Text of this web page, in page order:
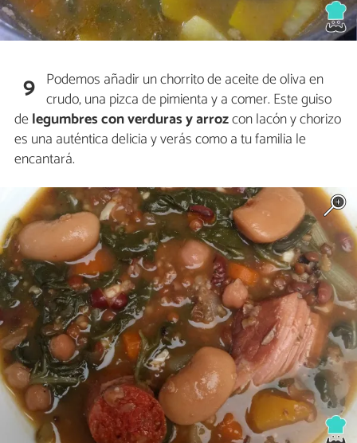
9 Podemos añadir un chorrito de aceite de oliva en
crudo, una pizca de pimienta y a comer. Este guiso
delegumbres con verduras y arrozcon lacón y chorizo
es una auténtica delicia y verás como a tu familia le
encantará.